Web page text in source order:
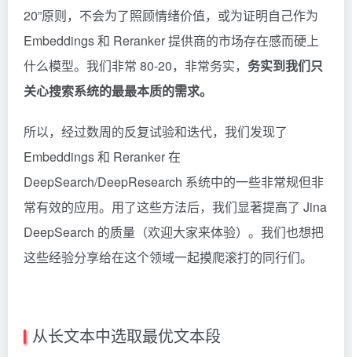
20”原则，不会为了照顾情绪价值，或为证明自己作为
Embeddings 和 Reranker 提供商的市场存在感而硬上
什么模型。我们非常 80-20，非常务实， 务实到我们只
关心搜索系统的最最本质的需求。
所以，经过数周的反复试验和迭代，我们发现了
Embeddings 和 Reranker 在
DeepSearch/DeepResearch 系统中的一些非常规但非
常有效的应用。用了这些方法后，我们显著提高了 Jina
DeepSearch 的质量（欢迎大家来体验）。我们也想把
这些经验分享给在这个领域一起摸爬滚打的同行们。
从长文本中选取最优文本段